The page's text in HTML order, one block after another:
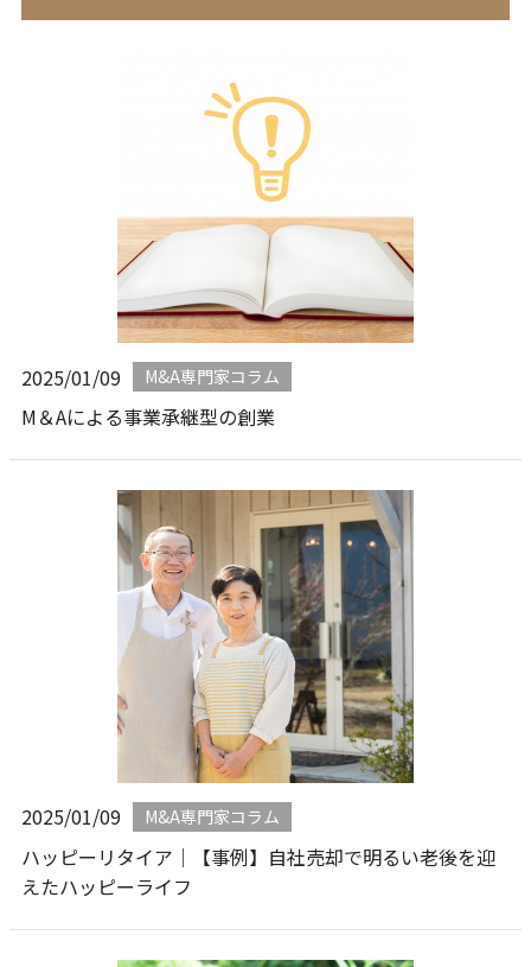
2025/01/09 M&A専門家コラム
M＆Aによる事業承継型の創業
2025/01/09 M&A専門家コラム
ハッピーリタイア｜【事例】自社売却で明るい老後を迎
えたハッピーライフ